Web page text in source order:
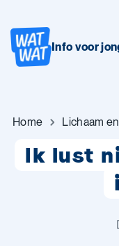
Info voor
Home Lichaam
Ik lust